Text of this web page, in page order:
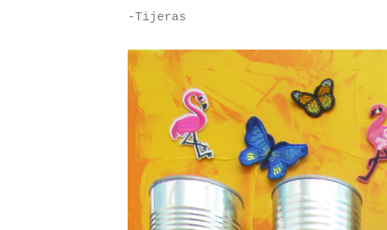
-Tijeras